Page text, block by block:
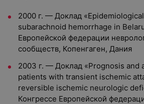
2000 г. — Доклад
subarachnoid hemorrhage in
Европейской федерации
сообществ, Копенгаген, Дания
2003 г. — Доклад «Prognosis and
patients with transient ischemic
reversible ischemic neurologic
Конгрессе Европейской